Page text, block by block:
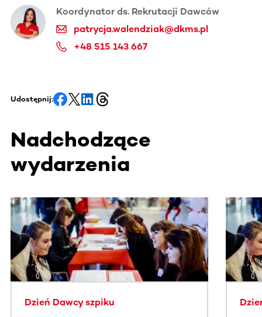
Koordynator ds. Rekrutacji Dawców
patrycja.walendziak@dkms.pl
+48 515 143 667
Udostępnij:
Nadchodzące
wydarzenia
Ta sekcja zawiera treści przewijane w poziomie. Użyj
Dzień Dawcy szpiku